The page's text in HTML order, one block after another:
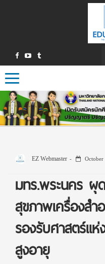
Toggle navigation
EZ Webmaster
มทร.พระนคร ผุ
สุขภาพเครื่องสำ
รองรับศาสตร์แ
สูงอายุ